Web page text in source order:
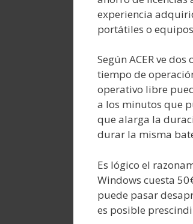
experiencia
portátiles o
Según ACER ve
tiempo de
operativo libre
a los minutos que
que alarga la
durar la misma
Es lógico el
Windows cuesta
puede pasar
es posible